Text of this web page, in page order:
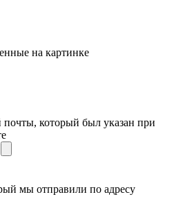
на картинке
почты, который был указан при
мы отправили по адресу